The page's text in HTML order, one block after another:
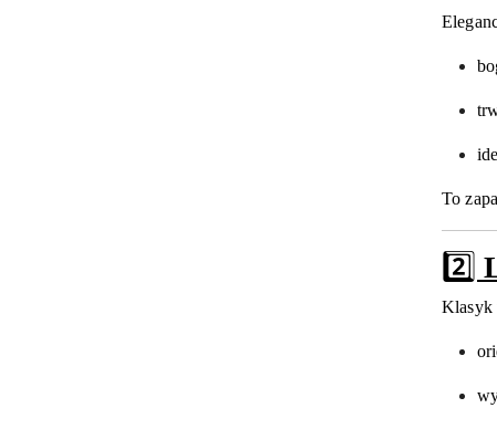
To
2️⃣
Klasyk